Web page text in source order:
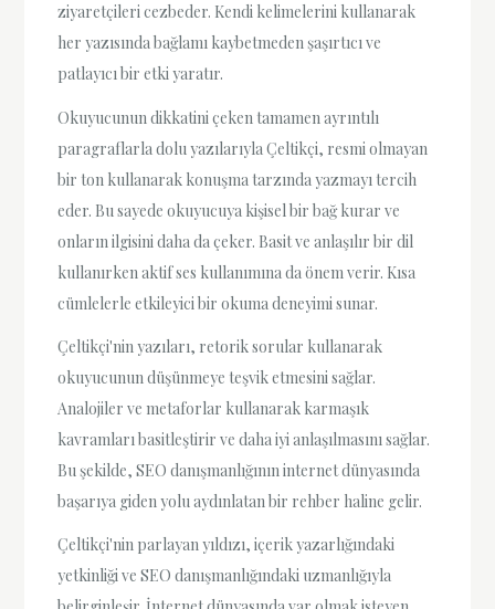
ziyaretçileri cezbeder. Kendi kelimelerini kullanarak
her yazısında bağlamı kaybetmeden şaşırtıcı ve
patlayıcı bir etki yaratır.
Okuyucunun dikkatini çeken tamamen ayrıntılı
paragraflarla dolu yazılarıyla Çeltikçi, resmi olmayan
bir ton kullanarak konuşma tarzında yazmayı tercih
eder. Bu sayede okuyucuya kişisel bir bağ kurar ve
onların ilgisini daha da çeker. Basit ve anlaşılır bir dil
kullanırken aktif ses kullanımına da önem verir. Kısa
cümlelerle etkileyici bir okuma deneyimi sunar.
Çeltikçi'nin yazıları, retorik sorular kullanarak
okuyucunun düşünmeye teşvik etmesini sağlar.
Analojiler ve metaforlar kullanarak karmaşık
kavramları basitleştirir ve daha iyi anlaşılmasını sağlar.
Bu şekilde, SEO danışmanlığının internet dünyasında
başarıya giden yolu aydınlatan bir rehber haline gelir.
Çeltikçi'nin parlayan yıldızı, içerik yazarlığındaki
yetkinliği ve SEO danışmanlığındaki uzmanlığıyla